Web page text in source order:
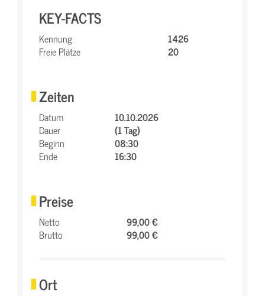
KEY-FACTS
Kennung
1426
Freie Plätze
20
Zeiten
Datum
10.10.2026
Dauer
(1 Tag)
Beginn
08:30
Ende
16:30
Preise
Netto
99,00 €
Brutto
99,00 €
Ort